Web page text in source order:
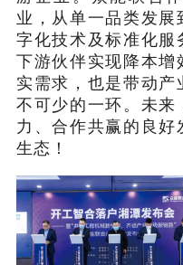
业，从单一品类发
字化技术及标准化服
下游伙伴实现降本
实需求，也是带动
不可少的一环。未来
力、合作共赢的良
生态！